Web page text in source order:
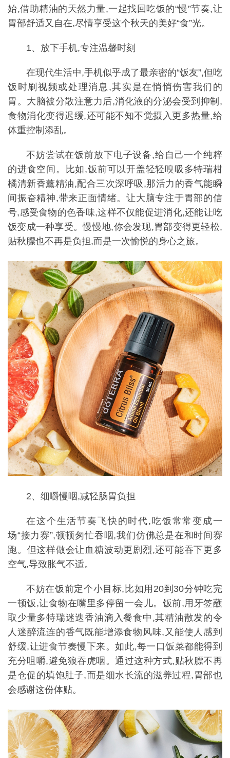
始,借助精油的天然力量,一起找回吃饭的“慢”节奏,让
胃部舒适又自在,尽情享受这个秋天的美好“食”光。
1、放下手机,专注温馨时刻
在现代生活中,手机似乎成了最亲密的“饭友”,但吃
饭时刷视频或处理消息,其实是在悄悄伤害我们的
胃。大脑被分散注意力后,消化液的分泌会受到抑制,
食物消化变得迟缓,还可能不知不觉摄入更多热量,给
体重控制添乱。
不妨尝试在饭前放下电子设备,给自己一个纯粹
的进食空间。比如,饭前可以开盖轻轻嗅吸多特瑞柑
橘清新香薰精油,配合三次深呼吸,那活力的香气能瞬
间振奋精神,带来正面情绪。让大脑专注于胃部的信
号,感受食物的色香味,这样不仅能促进消化,还能让吃
饭变成一种享受。慢慢地,你会发现,胃部变得更轻松,
贴秋膘也不再是负担,而是一次愉悦的身心之旅。
2、细嚼慢咽,减轻肠胃负担
在这个生活节奏飞快的时代,吃饭常常变成一
场“接力赛”,顿顿匆忙吞咽,我们仿佛总是在和时间赛
跑。但这样做会让血糖波动更剧烈,还可能吞下更多
空气,导致胀气不适。
不妨在饭前定个小目标,比如用20到30分钟吃完
一顿饭,让食物在嘴里多停留一会儿。饭前,用牙签蘸
取少量多特瑞迷迭香油滴入餐食中,其精油散发的令
人迷醉流连的香气既能增添食物风味,又能使人感到
舒缓,让进食节奏慢下来。如此,每一口饭菜都能得到
充分咀嚼,避免狼吞虎咽。通过这种方式,贴秋膘不再
是仓促的填饱肚子,而是细水长流的滋养过程,胃部也
会感谢这份体贴。